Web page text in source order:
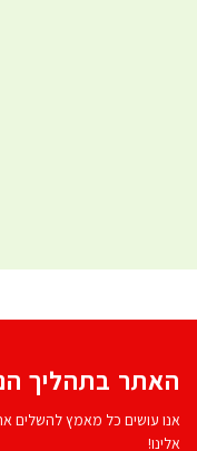
האתר בתהליך
אנו עושים כל מאמץ להשלים
אלינו!